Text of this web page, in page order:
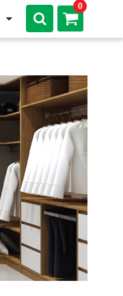
0